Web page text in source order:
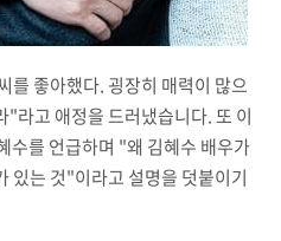
를 좋아했다. 굉장히 매력이 많으
라고 애정을 드러냈습니다. 또 이
수를 언급하며 "왜 김혜수 배우가
있는 것"이라고 설명을 덧붙이기